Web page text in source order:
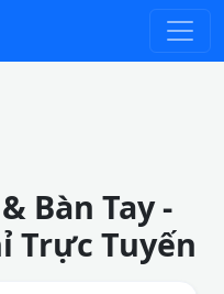
Bàn Tay -
Trực Tuyến